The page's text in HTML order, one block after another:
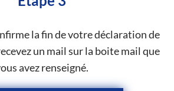
la fin de votre déclaration de
un mail sur la boite mail que
avez renseigné.